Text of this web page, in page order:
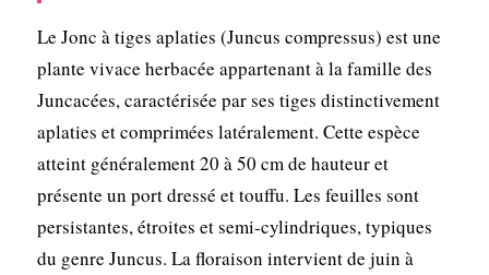
Le Jonc à tiges aplaties (Juncus compressus) est une
plante vivace herbacée appartenant à la famille des
Juncacées, caractérisée par ses tiges distinctivement
aplaties et comprimées latéralement. Cette espèce
atteint généralement 20 à 50 cm de hauteur et
présente un port dressé et touffu. Les feuilles sont
persistantes, étroites et semi-cylindriques, typiques
du genre Juncus. La floraison intervient de juin à